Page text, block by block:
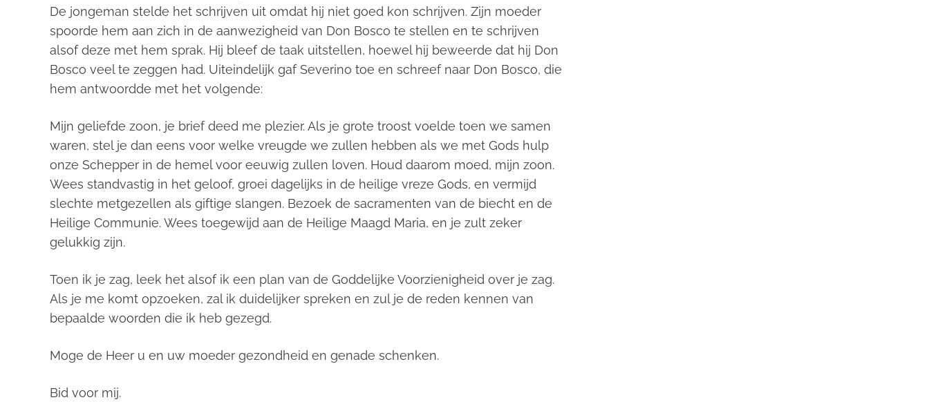
De jongeman stelde het schrijven uit omdat hij niet goed kon schrijven. Zijn moeder
spoorde hem aan zich in de aanwezigheid van Don Bosco te stellen en te schrijven
alsof deze met hem sprak. Hij bleef de taak uitstellen, hoewel hij beweerde dat hij Don
Bosco veel te zeggen had. Uiteindelijk gaf Severino toe en schreef naar Don Bosco, die
hem antwoordde met het volgende:
Mijn geliefde zoon, je brief deed me plezier. Als je grote troost voelde toen we samen
waren, stel je dan eens voor welke vreugde we zullen hebben als we met Gods hulp
onze Schepper in de hemel voor eeuwig zullen loven. Houd daarom moed, mijn zoon.
Wees standvastig in het geloof, groei dagelijks in de heilige vreze Gods, en vermijd
slechte metgezellen als giftige slangen. Bezoek de sacramenten van de biecht en de
Heilige Communie. Wees toegewijd aan de Heilige Maagd Maria, en je zult zeker
gelukkig zijn.
Toen ik je zag, leek het alsof ik een plan van de Goddelijke Voorzienigheid over je zag.
Als je me komt opzoeken, zal ik duidelijker spreken en zul je de reden kennen van
bepaalde woorden die ik heb gezegd.
Moge de Heer u en uw moeder gezondheid en genade schenken.
Bid voor mij.